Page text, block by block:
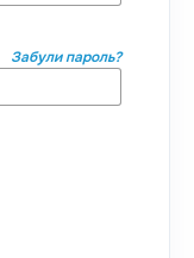
Забули пароль?